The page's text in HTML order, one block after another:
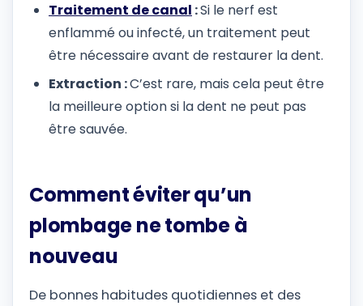
Traitement de canal :Si le nerf est
enflammé ou infecté, un traitement peut
être nécessaire avant de restaurer la dent.
Extraction :C’est rare, mais cela peut être
la meilleure option si la dent ne peut pas
être sauvée.
Comment éviter qu’un
plombage ne tombe à
nouveau
De bonnes habitudes quotidiennes et des